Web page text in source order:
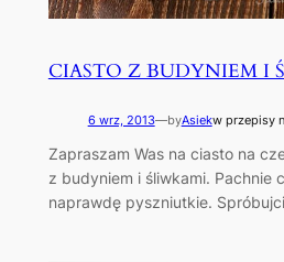
CIASTO Z BUDYNIEM I
6 wrz, 2013—byAsiekw przepisy
Zapraszam Was na ciasto na
z budyniem i śliwkami. Pachnie
naprawdę pyszniutkie.